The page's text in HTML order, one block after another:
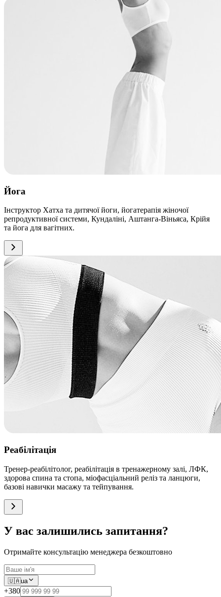
Йога
Інструктор Хатха та дитячої йоги, йогатерапія жіночої
репродуктивної системи, Кундаліні, Аштанга-Віньяса, Крійя
та йога для вагітних.
Реабілітація
Тренер-реабілітолог, реабілітація в тренажерному залі, ЛФК,
здорова спина та стопа, міофасціальний реліз та ланцюги,
базові навички масажу та тейпування.
У вас залишились запитання?
Отримайте консультацію менеджера безкоштовно
🇺🇦ua
+380